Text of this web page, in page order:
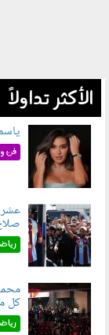
الأكثر تداولاً
050802.jpg
فن
050803.jpg
060802.jpg كل